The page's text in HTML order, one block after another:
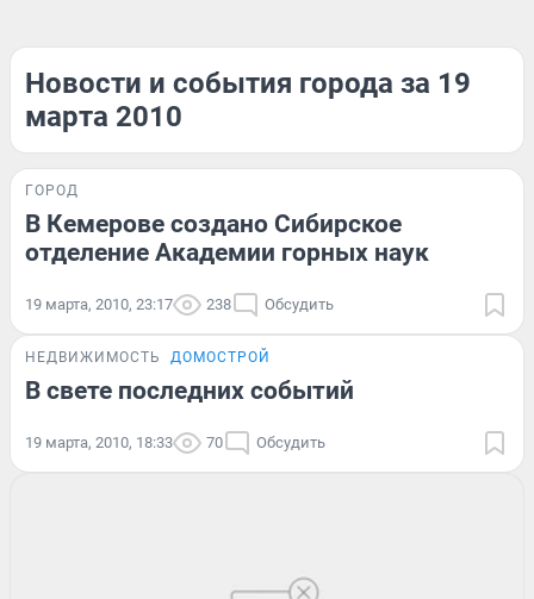
Новости и события города за 19
марта 2010
ГОРОД
В Кемерове создано Сибирское
отделение Академии горных наук
19 марта, 2010, 23:17 238 Обсудить
НЕДВИЖИМОСТЬ ДОМОСТРОЙ
В свете последних событий
19 марта, 2010, 18:33 70 Обсудить